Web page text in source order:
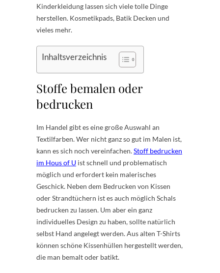
Kinderkleidung lassen sich viele tolle Dinge
herstellen. Kosmetikpads, Batik Decken und
vieles mehr.
Inhaltsverzeichnis
Stoffe bemalen oder
bedrucken
Im Handel gibt es eine große Auswahl an
Textilfarben. Wer nicht ganz so gut im Malen ist,
kann es sich noch vereinfachen.Stoff bedrucken
im Hous of U ist schnell und problematisch
möglich und erfordert kein malerisches
Geschick. Neben dem Bedrucken von Kissen
oder Strandtüchern ist es auch möglich Schals
bedrucken zu lassen. Um aber ein ganz
individuelles Design zu haben, sollte natürlich
selbst Hand angelegt werden. Aus alten T-Shirts
können schöne Kissenhüllen hergestellt werden,
die man bemalt oder batikt.